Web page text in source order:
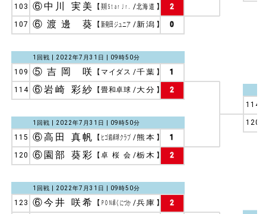
114
120
2
103 ⑥中川 実美 【 美唄Ｓｔａｒ Ｊｒ． /北海道 】
0
107 ⑥渡邊 葵 【 新発田ジュニア /新潟 】
1回戦 | 2022年7月31日 | 09時50分
1
109 ⑤吉岡 咲 【 マイダス /千葉 】
2
114 ⑥岩崎 彩紗 【 畳和卓球 /大分 】
1回戦 | 2022年7月31日 | 09時50分
1
115 ⑥高田 真帆 【 ヒゴ鏡卓球クラブ /熊本 】
2
120 ⑥園部 葵彩 【 卓桜会 /栃木 】
1回戦 | 2022年7月31日 | 09時50分
2
123 ⑥今井 咲希 【 ＰＯＮ卓くにづか /兵庫 】